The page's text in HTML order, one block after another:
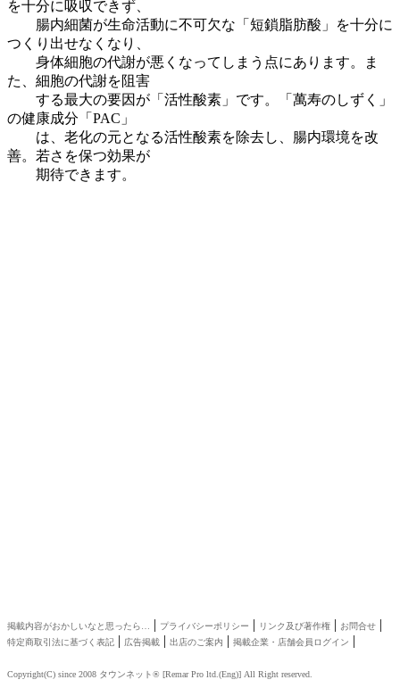
を十分に吸収できず、
腸内細菌が生命活動に不可欠な「短鎖脂肪酸」を十分に
つくり出せなくなり、
身体細胞の代謝が悪くなってしまう点にあります。ま
た、細胞の代謝を阻害
する最大の要因が「活性酸素」です。「萬寿のしずく」
の健康成分「PAC」
は、老化の元となる活性酸素を除去し、腸内環境を改
善。若さを保つ効果が
期待できます。
掲載内容がおかしいなと思ったら… | プライバシーポリシー | リンク及び著作権 | お問合せ |
特定商取引法に基づく表記 | 広告掲載 | 出店のご案内 | 掲載企業・店舗会員ログイン |
Copyright(C) since 2008 タウンネット® [Remar Pro ltd. (Eng)] All Right reserved.